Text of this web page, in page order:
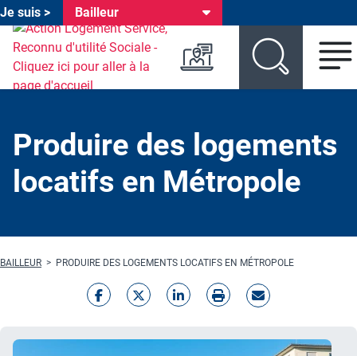
Header environnements
Je suis > Bailleur
Produire des logements
locatifs en Métropole
Fil d'Ariane
BAILLEUR PRODUIRE DES LOGEMENTS LOCATIFS EN MÉTROPOLE